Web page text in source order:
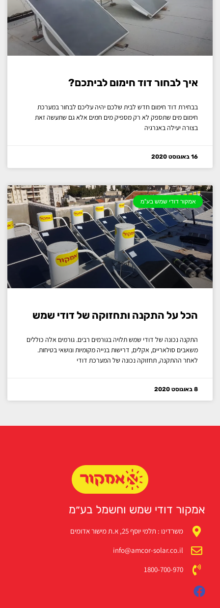
איך לבחור דוד חימום לביתכם?
בבחירת דוד חימום חדש לבית שלכם יהיה עליכם לבחור במערכת
חימום מים שתספק לא רק מספיק מים חמים אלא גם שתעשה זאת
בצורה יעילה באנרגיה
16 באוגוסט 2020
אמקור דודי שמש בע"מ
הכל על התקנה ותחזוקה של דודי שמש
התקנה נכונה של דודי שמש תלויה בגורמים רבים. גורמים אלה כוללים
משאבים סולאריים, אקלים, דרישות בנייה מקומיות ונושאי בטיחות.
לאחר ההתקנה, תחזוקה נכונה של המערכת דודי
8 באוגוסט 2020
אמקור דודי שמש וחשמל בע״מ
משרדינו : תלמי יוסף 25, א.ת מישור אדומים
info@amcor-solar.co.il
1800-700-970